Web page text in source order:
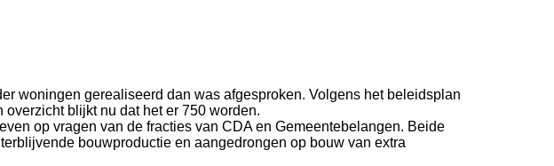
woningen gerealiseerd dan was afgesproken. Volgens het beleidsplan
blijkt nu dat het er 750 worden.
op vragen van de fracties van CDA en Gemeentebelangen. Beide
bouwproductie en aangedrongen op bouw van extra